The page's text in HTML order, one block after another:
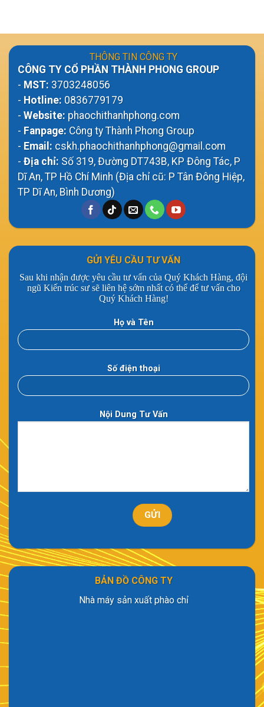
THÔNG TIN CÔNG TY
CÔNG TY CỔ PHẦN THÀNH PHONG GROUP
- MST: 3703248056
- Hotline: 0836779179
- Website: phaochithanhphong.com
- Fanpage: Công ty Thành Phong Group
- Email: cskh.phaochithanhphong@gmail.com
- Địa chỉ: Số 319, Đường DT743B, KP Đông Tác, P
Dĩ An, TP Hồ Chí Minh (Địa chỉ cũ: P Tân Đông Hiệp,
TP Dĩ An, Bình Dương)
GỬI YÊU CẦU TƯ VẤN
Sau khi nhận được yêu cầu tư vấn của Quý Khách Hàng, đội
ngũ Kiến trúc sư sẽ liên hệ sớm nhất có thể để tư vấn cho
Quý Khách Hàng!
Họ và Tên
Số điện thoại
Nội Dung Tư Vấn
BẢN ĐỒ CÔNG TY
Nhà máy sản xuất phào chỉ